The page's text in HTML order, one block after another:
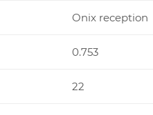
Onix reception
0.753
22